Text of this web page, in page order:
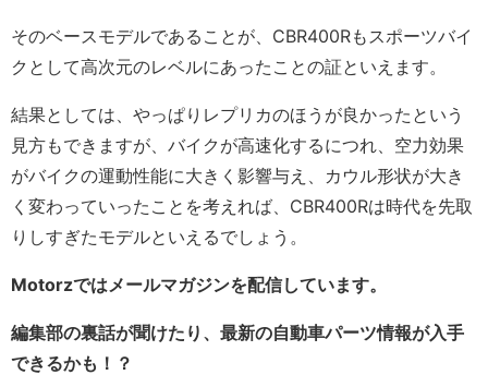
そのベースモデルであることが、CBR400Rもスポーツバイ
クとして高次元のレベルにあったことの証といえます。
結果としては、やっぱりレプリカのほうが良かったという
見方もできますが、バイクが高速化するにつれ、空力効果
がバイクの運動性能に大きく影響与え、カウル形状が大き
く変わっていったことを考えれば、CBR400Rは時代を先取
りしすぎたモデルといえるでしょう。
Motorzではメールマガジンを配信しています。
編集部の裏話が聞けたり、最新の自動車パーツ情報が入手
できるかも！？